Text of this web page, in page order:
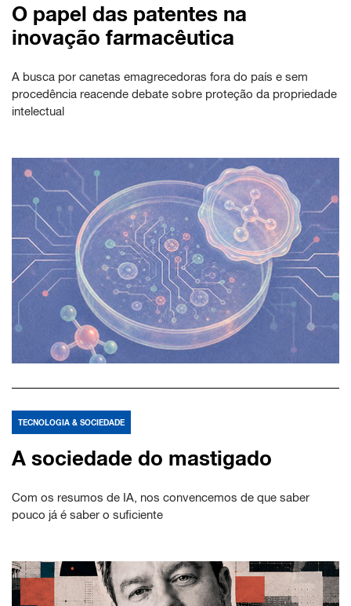
O papel das patentes na
inovação farmacêutica
A busca por canetas emagrecedoras fora do país e sem
procedência reacende debate sobre proteção da propriedade
intelectual
TECNOLOGIA & SOCIEDADE
A sociedade do mastigado
Com os resumos de IA, nos convencemos de que saber
pouco já é saber o suficiente